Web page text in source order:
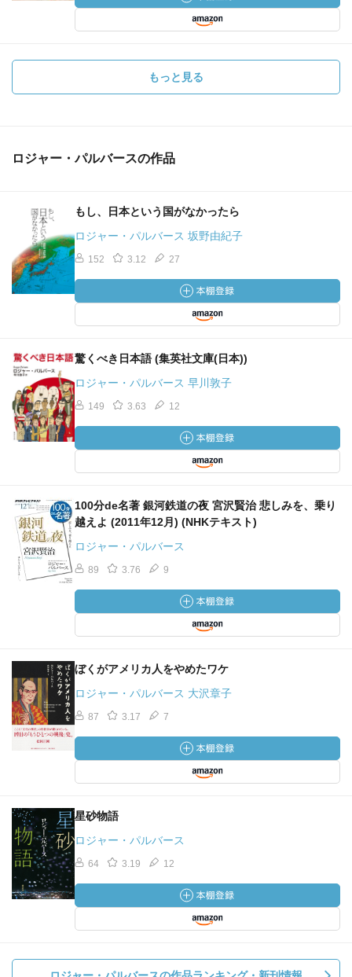
もっと見る
ロジャー・パルバースの作品
もし、日本という国がなかったら
ロジャー・パルバース 坂野由紀子
152 3.12 27
驚くべき日本語 (集英社文庫(日本))
ロジャー・パルバース 早川敦子
149 3.63 12
100分de名著 銀河鉄道の夜 宮沢賢治 悲しみを、乗り
越えよ (2011年12月) (NHKテキスト)
ロジャー・パルバース
89 3.76 9
ぼくがアメリカ人をやめたワケ
ロジャー・パルバース 大沢章子
87 3.17 7
星砂物語
ロジャー・パルバース
64 3.19 12